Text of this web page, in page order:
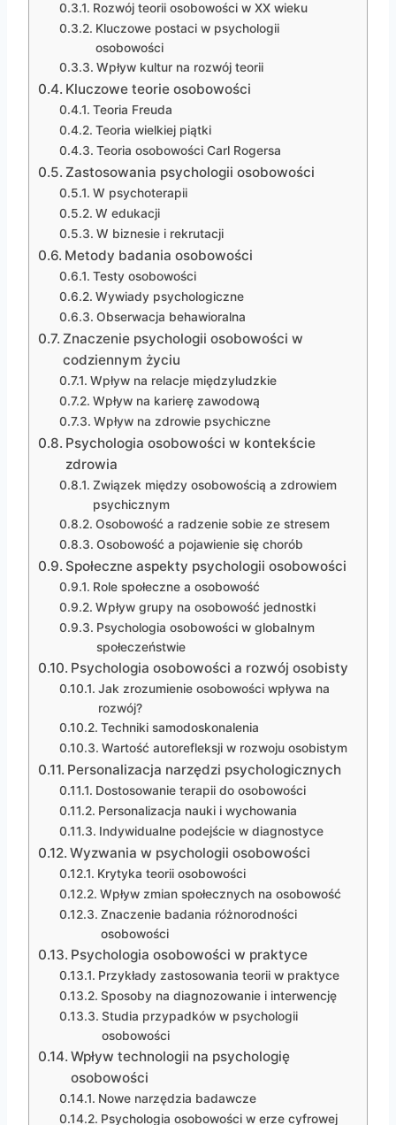
Rozwój teorii osobowości w XX wieku
Kluczowe postaci w psychologii
osobowości
Wpływ kultur na rozwój teorii
Kluczowe teorie osobowości
Teoria Freuda
Teoria wielkiej piątki
Teoria osobowości Carl Rogersa
Zastosowania psychologii osobowości
W psychoterapii
W edukacji
W biznesie i rekrutacji
Metody badania osobowości
Testy osobowości
Wywiady psychologiczne
Obserwacja behawioralna
Znaczenie psychologii osobowości w
codziennym życiu
Wpływ na relacje międzyludzkie
Wpływ na karierę zawodową
Wpływ na zdrowie psychiczne
Psychologia osobowości w kontekście
zdrowia
Związek między osobowością a zdrowiem
psychicznym
Osobowość a radzenie sobie ze stresem
Osobowość a pojawienie się chorób
Społeczne aspekty psychologii osobowości
Role społeczne a osobowość
Wpływ grupy na osobowość jednostki
Psychologia osobowości w globalnym
społeczeństwie
Psychologia osobowości a rozwój osobisty
Jak zrozumienie osobowości wpływa na
rozwój?
Techniki samodoskonalenia
Wartość autorefleksji w rozwoju osobistym
Personalizacja narzędzi psychologicznych
Dostosowanie terapii do osobowości
Personalizacja nauki i wychowania
Indywidualne podejście w diagnostyce
Wyzwania w psychologii osobowości
Krytyka teorii osobowości
Wpływ zmian społecznych na osobowość
Znaczenie badania różnorodności
osobowości
Psychologia osobowości w praktyce
Przykłady zastosowania teorii w praktyce
Sposoby na diagnozowanie i interwencję
Studia przypadków w psychologii
osobowości
Wpływ technologii na psychologię
osobowości
Nowe narzędzia badawcze
Psychologia osobowości w erze cyfrowej